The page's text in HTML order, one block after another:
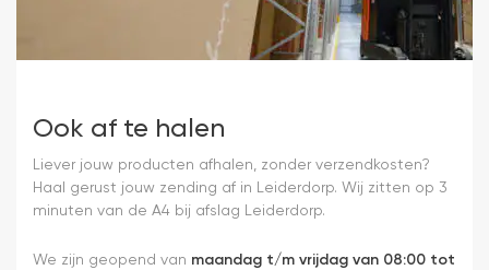
Ook af te halen
Liever jouw producten afhalen, zonder verzendkosten?
Haal gerust jouw zending af in Leiderdorp. Wij zitten op 3
minuten van de A4 bij afslag Leiderdorp.
We zijn geopend van maandag t/m vrijdag van 08:00 tot